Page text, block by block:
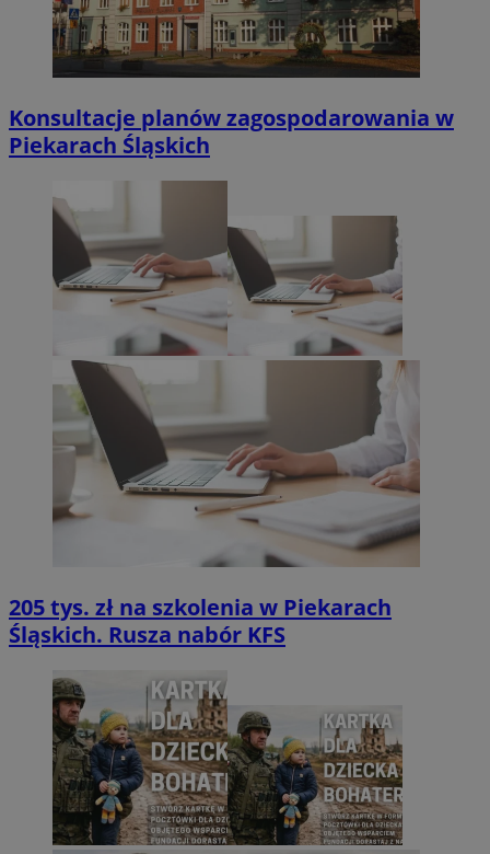
Konsultacje planów zagospodarowania w
Piekarach Śląskich
205 tys. zł na szkolenia w Piekarach
Śląskich. Rusza nabór KFS